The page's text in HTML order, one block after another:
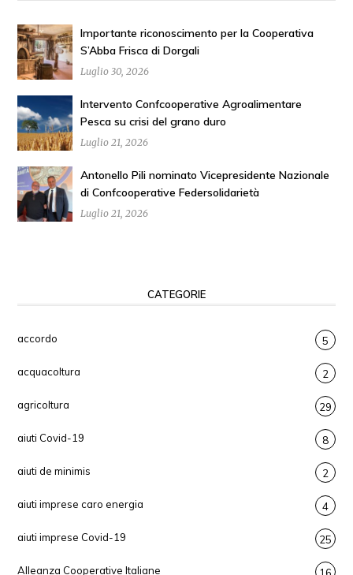
Importante riconoscimento per la Cooperativa
S’Abba Frisca di Dorgali
Luglio 30, 2026
Intervento Confcooperative Agroalimentare
Pesca su crisi del grano duro
Luglio 21, 2026
Antonello Pili nominato Vicepresidente Nazionale
di Confcooperative Federsolidarietà
Luglio 21, 2026
CATEGORIE
accordo 5
acquacoltura 2
agricoltura 29
aiuti Covid-19 8
aiuti de minimis 2
aiuti imprese caro energia 4
aiuti imprese Covid-19 25
Alleanza Cooperative Italiane